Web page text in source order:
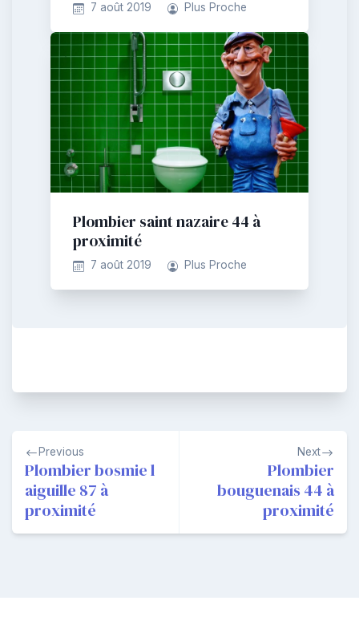
7 août 2019 Plus Proche
Plombier saint nazaire 44 à
proximité
7 août 2019 Plus Proche
Navigation
de
l’article
Previous
Plombier bosmie l
aiguille 87 à
proximité
Next
Plombier
bouguenais 44 à
proximité